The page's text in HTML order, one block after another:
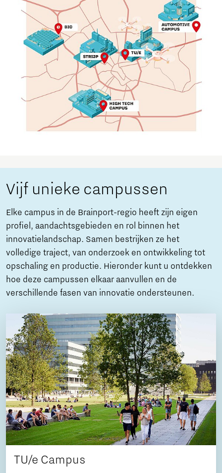
Vijf unieke campussen
Elke campus in de Brainport-regio heeft zijn eigen
profiel, aandachtsgebieden en rol binnen het
innovatielandschap. Samen bestrijken ze het
volledige traject, van onderzoek en ontwikkeling tot
opschaling en productie. Hieronder kunt u ontdekken
hoe deze campussen elkaar aanvullen en de
verschillende fasen van innovatie ondersteunen.
TU/e Campus